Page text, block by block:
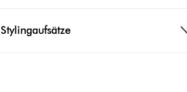
Stylingaufsätze